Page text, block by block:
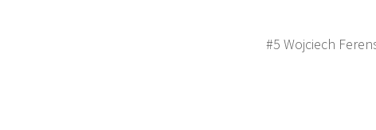
#5 Wojciech